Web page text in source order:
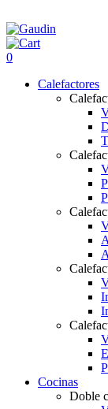
0
Calefactores
Cocinas
Doble